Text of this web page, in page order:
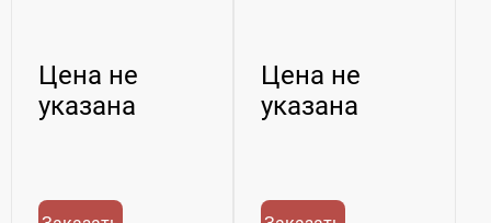
Цена не
указана
Цена не
указана